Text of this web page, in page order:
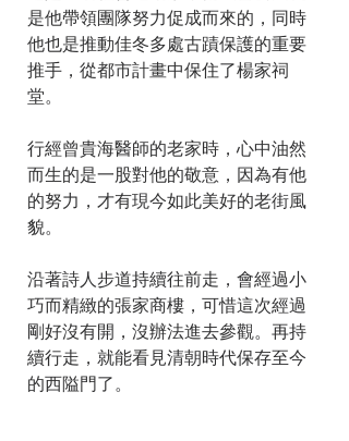
是他帶領團隊努力促成而來的，同時
他也是推動佳冬多處古蹟保護的重要
推手，從都市計畫中保住了楊家祠
堂。
行經曾貴海醫師的老家時，心中油然
而生的是一股對他的敬意，因為有他
的努力，才有現今如此美好的老街風
貌。
沿著詩人步道持續往前走，會經過小
巧而精緻的張家商樓，可惜這次經過
剛好沒有開，沒辦法進去參觀。再持
續行走，就能看見清朝時代保存至今
的西隘門了。